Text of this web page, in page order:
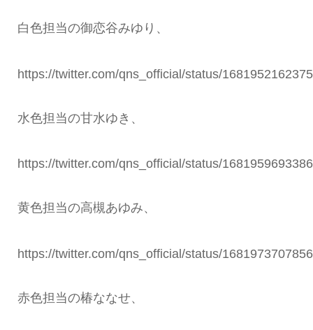
白色担当の御恋谷みゆり、
https://twitter.com/qns_official/status/
水色担当の甘水ゆき、
https://twitter.com/qns_official/status/
黄色担当の高槻あゆみ、
https://twitter.com/qns_official/status/
赤色担当の椿ななせ、